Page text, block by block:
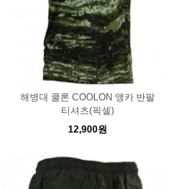
해병대 쿨론 COOLON 앵카 반팔
티셔츠(픽셀)
12,900원